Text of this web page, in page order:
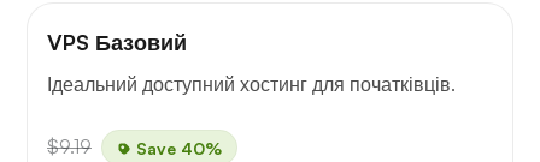
VPS Базовий
Ідеальний доступний хостинг для початківців.
$9.19 Save 40%